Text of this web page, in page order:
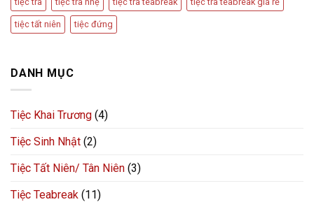
tiệc tất niên tiệc đứng
DANH MỤC
Tiệc Khai Trương (4)
Tiệc Sinh Nhật (2)
Tiệc Tất Niên/ Tân Niên (3)
Tiệc Teabreak (11)